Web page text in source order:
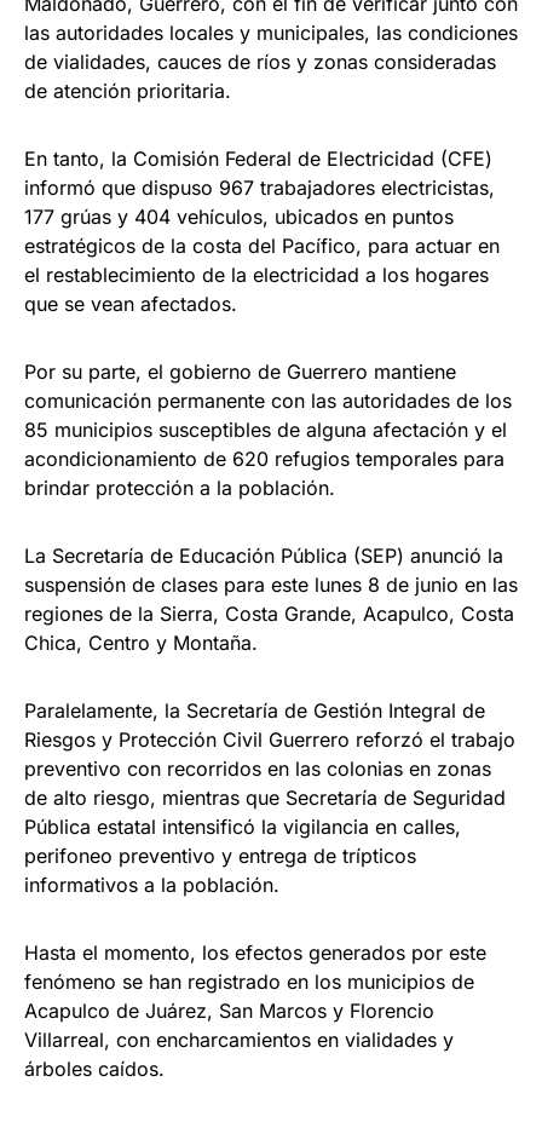
las autoridades locales y municipales, las condiciones
de vialidades, cauces de ríos y zonas consideradas
de atención prioritaria.
En tanto, la Comisión Federal de Electricidad (CFE)
informó que dispuso 967 trabajadores electricistas,
177 grúas y 404 vehículos, ubicados en puntos
estratégicos de la costa del Pacífico, para actuar en
el restablecimiento de la electricidad a los hogares
que se vean afectados.
Por su parte, el gobierno de Guerrero mantiene
comunicación permanente con las autoridades de los
85 municipios susceptibles de alguna afectación y el
acondicionamiento de 620 refugios temporales para
brindar protección a la población.
La Secretaría de Educación Pública (SEP) anunció la
suspensión de clases para este lunes 8 de junio en las
regiones de la Sierra, Costa Grande, Acapulco, Costa
Chica, Centro y Montaña.
Paralelamente, la Secretaría de Gestión Integral de
Riesgos y Protección Civil Guerrero reforzó el trabajo
preventivo con recorridos en las colonias en zonas
de alto riesgo, mientras que Secretaría de Seguridad
Pública estatal intensificó la vigilancia en calles,
perifoneo preventivo y entrega de trípticos
informativos a la población.
Hasta el momento, los efectos generados por este
fenómeno se han registrado en los municipios de
Acapulco de Juárez, San Marcos y Florencio
Villarreal, con encharcamientos en vialidades y
árboles caídos.